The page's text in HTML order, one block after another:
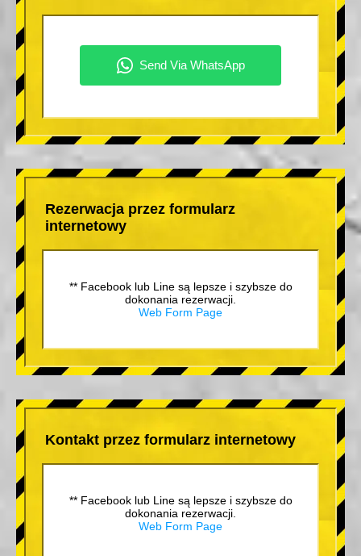
Rezerwacja przez formularz
internetowy
** Facebook lub Line są lepsze i szybsze do
dokonania rezerwacji.
Web Form Page
Kontakt przez formularz internetowy
** Facebook lub Line są lepsze i szybsze do
dokonania rezerwacji.
Web Form Page